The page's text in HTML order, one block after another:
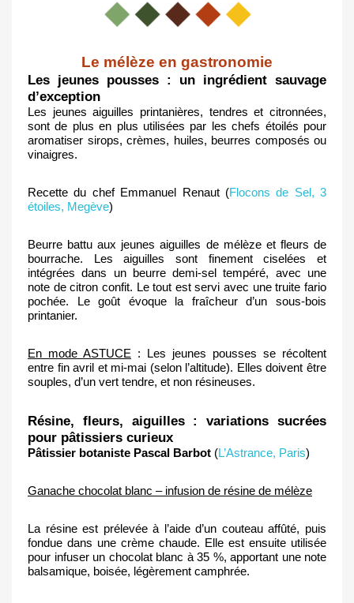
Le mélèze en gastronomie
Les jeunes pousses : un ingrédient sauvage
d’exception
Les jeunes aiguilles printanières, tendres et citronnées,
sont de plus en plus utilisées par les chefs étoilés pour
aromatiser sirops, crèmes, huiles, beurres composés ou
vinaigres.
Recette du chef Emmanuel Renaut (Flocons de Sel, 3
étoiles, Megève)
Beurre battu aux jeunes aiguilles de mélèze et fleurs de
bourrache. Les aiguilles sont finement ciselées et
intégrées dans un beurre demi-sel tempéré, avec une
note de citron confit. Le tout est servi avec une truite fario
pochée. Le goût évoque la fraîcheur d’un sous-bois
printanier.
En mode ASTUCE : Les jeunes pousses se récoltent
entre fin avril et mi-mai (selon l’altitude). Elles doivent être
souples, d’un vert tendre, et non résineuses.
Résine, fleurs, aiguilles : variations sucrées
pour pâtissiers curieux
Pâtissier botaniste Pascal Barbot (L’Astrance, Paris)
Ganache chocolat blanc – infusion de résine de mélèze
La résine est prélevée à l’aide d’un couteau affûté, puis
fondue dans une crème chaude. Elle est ensuite utilisée
pour infuser un chocolat blanc à 35 %, apportant une note
balsamique, boisée, légèrement camphrée.